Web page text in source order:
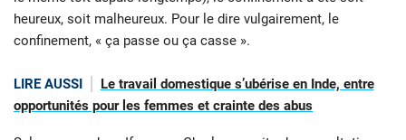
heureux, soit malheureux. Pour le dire vulgairement, le
confinement, « ça passe ou ça casse ».
LIRE AUSSI
Le travail domestique s’ubérise en Inde, entre
opportunités pour les femmes et crainte des abus